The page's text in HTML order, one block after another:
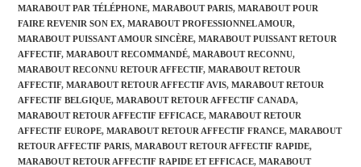
MARABOUT PAR TÉLÉPHONE, MARABOUT PARIS, MARABOUT POUR
FAIRE REVENIR SON EX, MARABOUT PROFESSIONNEL AMOUR,
MARABOUT PUISSANT AMOUR SINCÈRE, MARABOUT PUISSANT RETOUR
AFFECTIF, MARABOUT RECOMMANDÉ, MARABOUT RECONNU,
MARABOUT RECONNU RETOUR AFFECTIF, MARABOUT RETOUR
AFFECTIF, MARABOUT RETOUR AFFECTIF AVIS, MARABOUT RETOUR
AFFECTIF BELGIQUE, MARABOUT RETOUR AFFECTIF CANADA,
MARABOUT RETOUR AFFECTIF EFFICACE, MARABOUT RETOUR
AFFECTIF EUROPE, MARABOUT RETOUR AFFECTIF FRANCE, MARABOUT
RETOUR AFFECTIF PARIS, MARABOUT RETOUR AFFECTIF RAPIDE,
MARABOUT RETOUR AFFECTIF RAPIDE ET EFFICACE, MARABOUT